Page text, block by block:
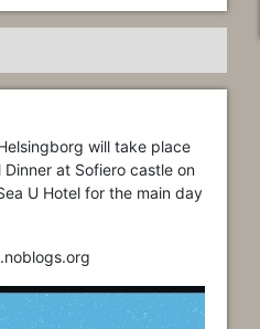
will take place
at Sofiero castle on
U Hotel for the main day